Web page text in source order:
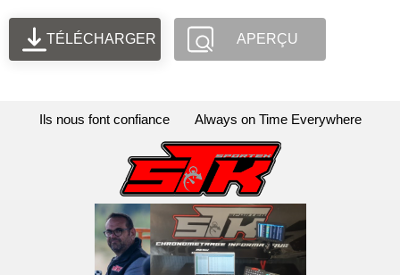
TÉLÉCHARGER APERÇU
Ils nous font confiance Always on Time Everywhere